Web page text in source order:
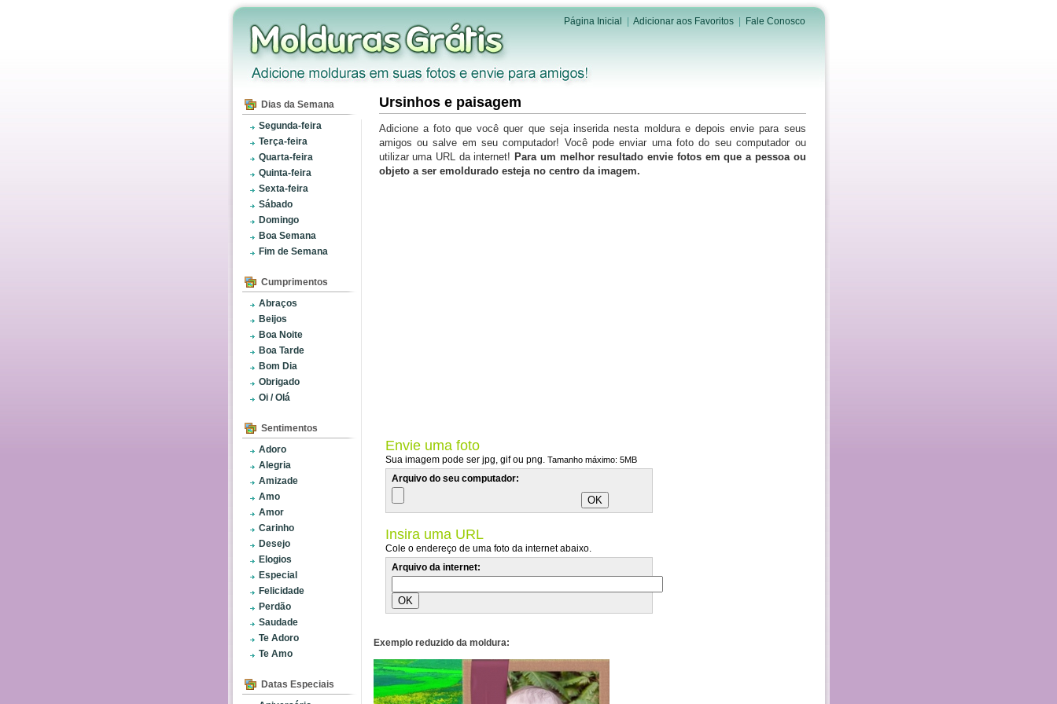
Página Inicial Adicionar aos Favoritos| Fale Conosco
Dias da Semana
Segunda-feira
Terça-feira
Quarta-feira
Quinta-feira
Sexta-feira
Sábado
Domingo
Boa Semana
Fim de Semana
Cumprimentos
Abraços
Beijos
Boa Noite
Boa Tarde
Bom Dia
Obrigado
Oi / Olá
Sentimentos
Adoro
Alegria
Amizade
Amo
Amor
Carinho
Desejo
Elogios
Especial
Felicidade
Perdão
Saudade
Te Adoro
Te Amo
Datas Especiais
Ursinhos e paisagem
Adicione a foto que você quer que seja inserida nesta moldura e depois envie para seus
amigos ou salve em seu computador! Você pode enviar uma foto do seu computador ou
utilizar uma URL da internet! Para um melhor resultado envie fotos em que a pessoa ou
objeto a ser emoldurado esteja no centro da imagem.
Envie uma foto
Sua imagem pode ser jpg, gif ou png. Tamanho máximo: 5MB
Arquivo do seu computador:
Insira uma URL
Cole o endereço de uma foto da internet abaixo.
Arquivo da internet:
Exemplo reduzido da moldura: